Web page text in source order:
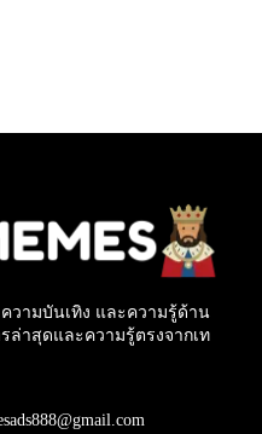
ความบันเทิง และความรู้ด้าน
าสุดและความรู้ตรงจากเท